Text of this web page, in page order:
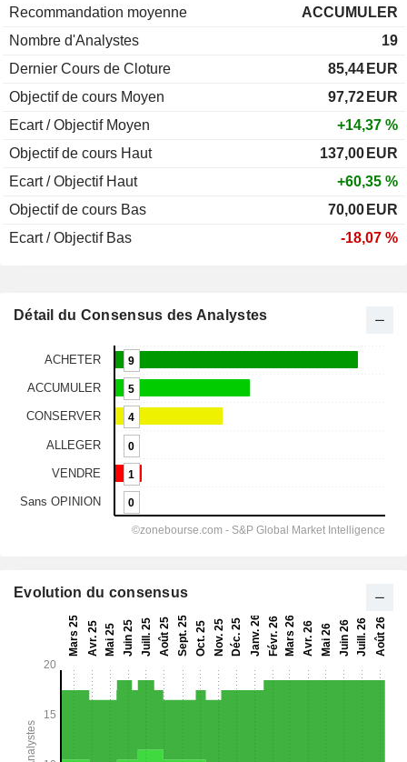
Recommandation moyenne
ACCUMULER
Nombre d'Analystes
19
Dernier Cours de Cloture
85,44 EUR
Objectif de cours Moyen
97,72 EUR
Ecart / Objectif Moyen
+14,37 %
Objectif de cours Haut
137,00 EUR
Ecart / Objectif Haut
+60,35 %
Objectif de cours Bas
70,00 EUR
Ecart / Objectif Bas
-18,07 %
Détail du Consensus des Analystes
Evolution du consensus